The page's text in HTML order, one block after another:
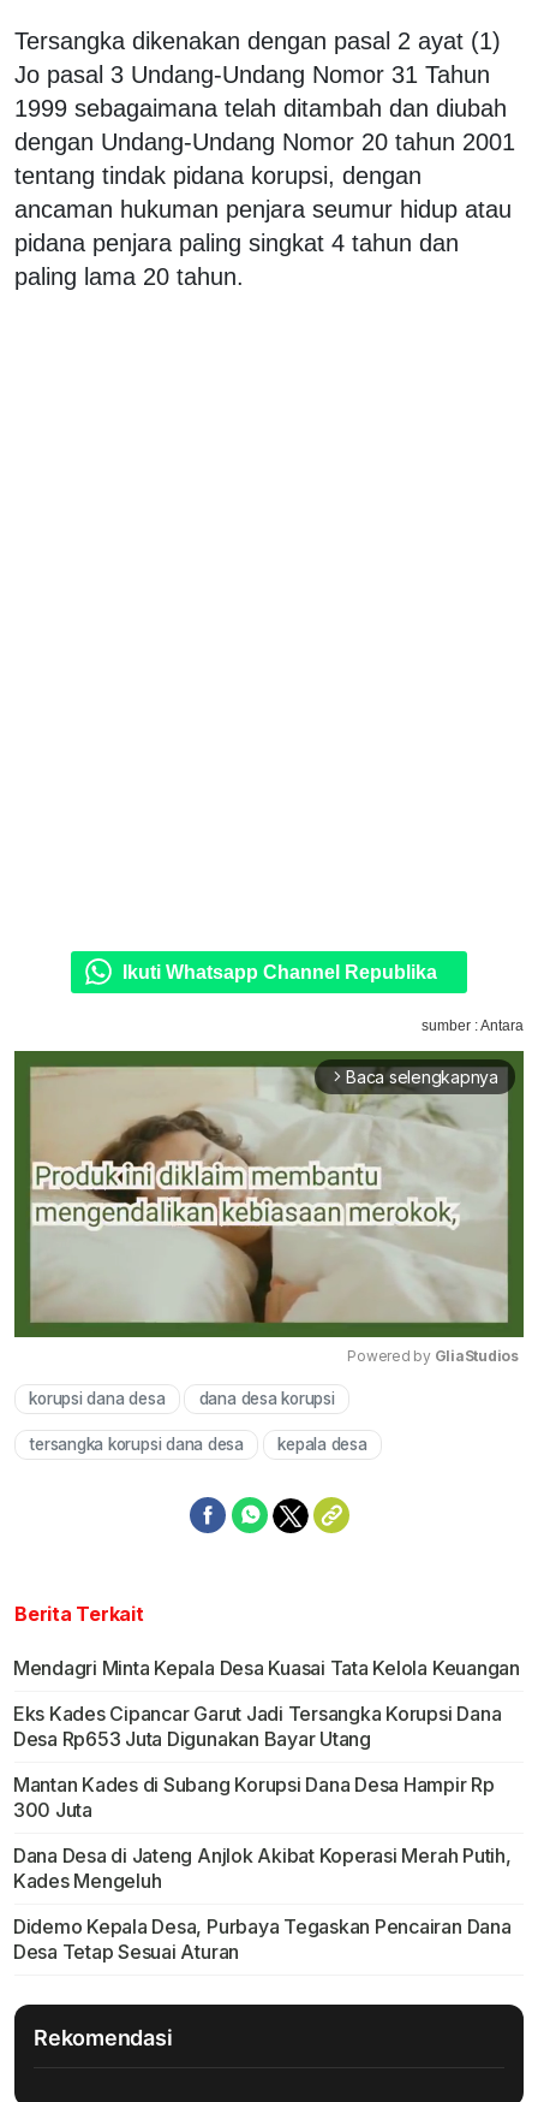
Tersangka dikenakan dengan pasal 2 ayat (1)
Jo pasal 3 Undang-Undang Nomor 31 Tahun
1999 sebagaimana telah ditambah dan diubah
dengan Undang-Undang Nomor 20 tahun 2001
tentang tindak pidana korupsi, dengan
ancaman hukuman penjara seumur hidup atau
pidana penjara paling singkat 4 tahun dan
paling lama 20 tahun.
Ikuti Whatsapp Channel Republika
sumber : Antara
arrow_forward_ios Baca selengkapnya
Powered by GliaStudios
korupsi dana desa dana desa korupsi
tersangka korupsi dana desa kepala desa
Berita Terkait
Mendagri Minta Kepala Desa Kuasai Tata Kelola Keuangan
Eks Kades Cipancar Garut Jadi Tersangka Korupsi Dana
Desa Rp653 Juta Digunakan Bayar Utang
Mantan Kades di Subang Korupsi Dana Desa Hampir Rp
300 Juta
Dana Desa di Jateng Anjlok Akibat Koperasi Merah Putih,
Kades Mengeluh
Didemo Kepala Desa, Purbaya Tegaskan Pencairan Dana
Desa Tetap Sesuai Aturan
Rekomendasi